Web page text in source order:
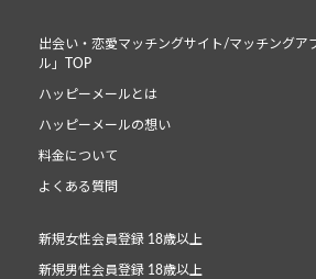
出会い・恋愛マッチングサイト/マッチングア
ル」TOP
ハッピーメールとは
ハッピーメールの想い
料金について
よくある質問
新規女性会員登録 18歳以上
新規男性会員登録 18歳以上